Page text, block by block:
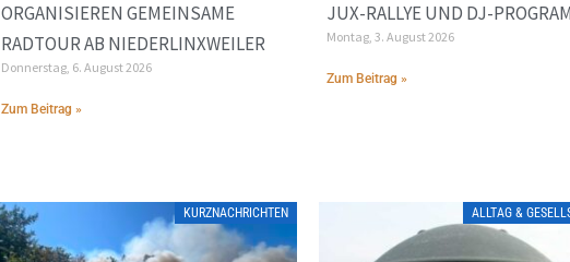
ORGANISIEREN GEMEINSAME
RADTOUR AB NIEDERLINXWEILER
Donnerstag, 6. August 2026
Zum Beitrag »
JUX-RALLYE UND DJ-
Montag, 3. August 2026
Zum Beitrag »
KURZNACHRICHTEN ALLTAG &